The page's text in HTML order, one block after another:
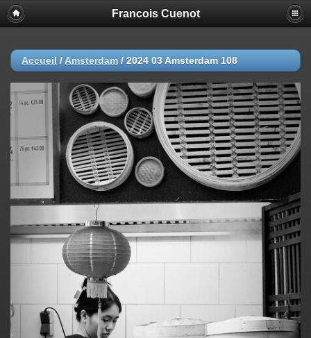
Francois Cuenot
Accueil / Amsterdam / 2024 03 Amsterdam 108